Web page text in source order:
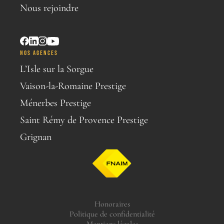
Nous rejoindre
NOS AGENCES
L’Isle sur la Sorgue
Vaison-la-Romaine Prestige
Ménerbes Prestige
Saint Rémy de Provence Prestige
Grignan
Honoraires
Politique de confidentialité